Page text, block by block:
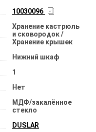
10030096
Хранение кастрюль
и сковородок /
Хранение крышек
Нижний шкаф
1
Нет
МДФ/закалённое
стекло
DUSLAR